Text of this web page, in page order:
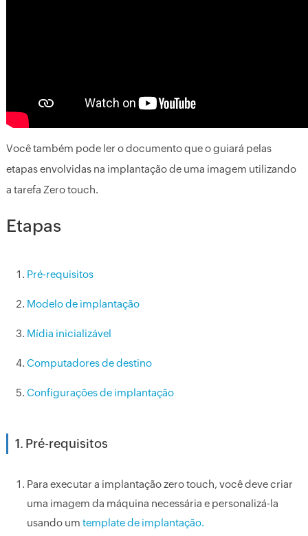
Você também pode ler o documento que o guiará pelas
etapas envolvidas na implantação de uma imagem utilizando
a tarefa Zero touch.
Etapas
Pré-requisitos
Modelo de implantação
Mídia inicializável
Computadores de destino
Configurações de implantação
1. Pré-requisitos
Para executar a implantação zero touch, você deve criar
uma imagem da máquina necessária e personalizá-la
usando um template de implantação.